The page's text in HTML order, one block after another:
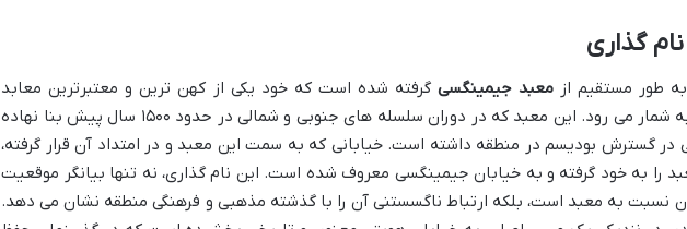
گذاری
طور مستقیم از معبد جیمینگسیگرفته شده است که خود یکی از کهن ترین و معتبرترین معابد
بودایی در چین به شمار می رود. این معبد که در دوران سلسله های جنوبی و شمالی در حدود ۱۵۰۰ سال پیش بنا نهاده
گسترش بودیسم در منطقه داشته است. خیابانی که به سمت این معبد و در امتداد آن قرار گرفته،
را به خود گرفته و به خیابان جیمینگسی معروف شده است. این نام گذاری، نه تنها بیانگر موقعیت
نسبت به معبد است، بلکه ارتباط ناگسستنی آن را با گذشته مذهبی و فرهنگی منطقه نشان می دهد.